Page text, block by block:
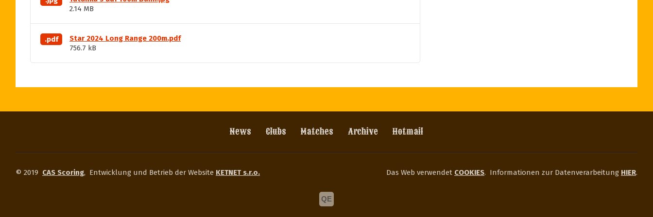
2.14 MB
.pdf
Star 2024 Long Range 200m.pdf
756.7 kB
News Clubs Matches Archive Hotmail
© 2019 CAS Scoring, Entwicklung und Betrieb der Website KETNET s.r.o. Das Web verwendet COOKIES. Informationen zur Datenverarbeitung HIER.
QE